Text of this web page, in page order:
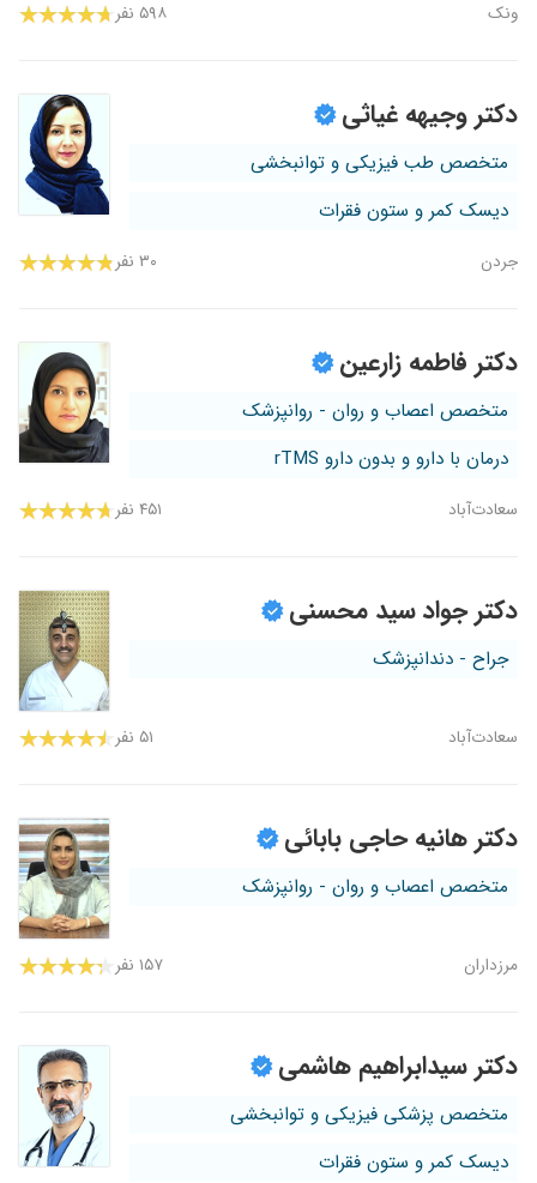
ونک ۵۹۸ نفر
دکتر وجیهه غیاثی
متخصص طب فیزیکی و توانبخشی
دیسک کمر و ستون فقرات
جردن ۳۰ نفر
دکتر فاطمه زارعین
متخصص اعصاب و روان - روانپزشک
درمان با دارو و بدون دارو rTMS
سعادت‌آباد ۴۵۱ نفر
دکتر جواد سید محسنی
جراح - دندانپزشک
سعادت‌آباد ۵۱ نفر
دکتر هانیه حاجی بابائی
متخصص اعصاب و روان - روانپزشک
مرزداران ۱۵۷ نفر
دکتر سیدابراهیم هاشمی
متخصص پزشکی فیزیکی و توانبخشی
دیسک کمر و ستون فقرات